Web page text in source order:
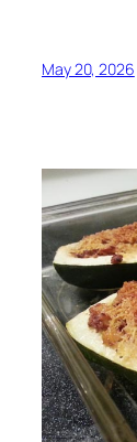
May 20, 2026